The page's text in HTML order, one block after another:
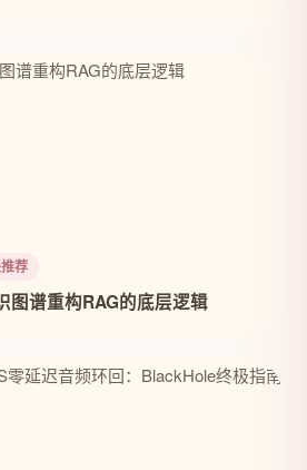
荐
图谱重构RAG的底层逻辑